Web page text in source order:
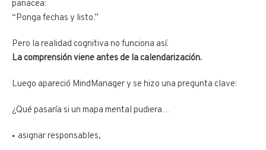
panacea:
“Ponga fechas y listo.”
Pero la realidad cognitiva no funciona así.
La comprensión viene antes de la calendarización.
Luego apareció MindManager y se hizo una pregunta clave:
¿Qué pasaría si un mapa mental pudiera…
asignar responsables,